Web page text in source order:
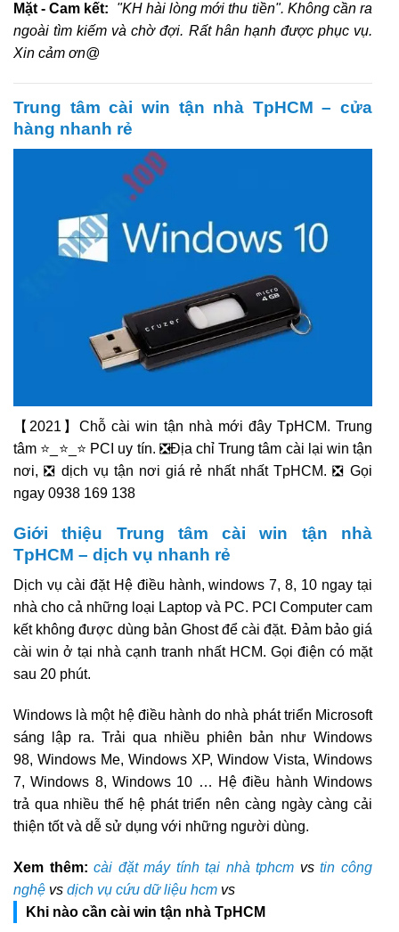
Mặt - Cam kết:
"KH hài lòng mới thu tiền". Không cần ra
ngoài tìm kiếm và chờ đợi. Rất hân hạnh được phục vụ.
Xin cảm ơn@
Trung tâm cài win tận nhà TpHCM – cửa
hàng nhanh rẻ
【2021】Chỗ cài win tận nhà mới đây TpHCM. Trung
tâm ⭐_⭐_⭐ PCI uy tín. ❎Địa chỉ Trung tâm cài lại win tận
nơi, ❎ dịch vụ tận nơi giá rẻ nhất nhất TpHCM. ❎ Gọi
ngay 0938 169 138
Giới thiệu Trung tâm cài win tận nhà
TpHCM – dịch vụ nhanh rẻ
Dịch vụ cài đặt Hệ điều hành, windows 7, 8, 10 ngay tại
nhà cho cả những loại Laptop và PC. PCI Computer cam
kết không được dùng bản Ghost để cài đặt. Đảm bảo giá
cài win ở tại nhà cạnh tranh nhất HCM. Gọi điện có mặt
sau 20 phút.
Windows là một hệ điều hành do nhà phát triển Microsoft
sáng lập ra. Trải qua nhiều phiên bản như Windows
98, Windows Me, Windows XP, Window Vista, Windows
7, Windows 8, Windows 10 … Hệ điều hành Windows
trả qua nhiều thế hệ phát triển nên càng ngày càng cải
thiện tốt và dễ sử dụng với những người dùng.
Xem thêm: cài đặt máy tính tại nhà tphcm vstin công
nghệ vs dịch vụ cứu dữ liệu hcm vs
Khi nào cần cài win tận nhà TpHCM